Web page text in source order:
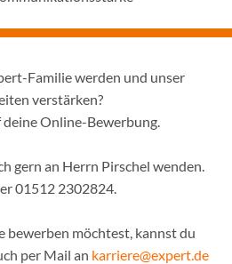
Familie werden und unser
verstärken?
Online-Bewerbung.
gern an Herrn Pirschel wenden.
01512 2302824.
bewerben möchtest, kannst du
per Mail an karriere@expert.de